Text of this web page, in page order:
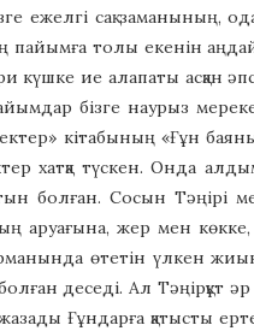
ежелгі сақ
пайымға толы екенін
ие алапаты асқан
бізге наурыз
кітабының «Ғұн
хатқа түскен. Онда
болған. Сосын Тәңірі
аруағына, жер мен
өтетін үлкен
деседі. Ал Тәңірқұт
Ғұндарға қатысты